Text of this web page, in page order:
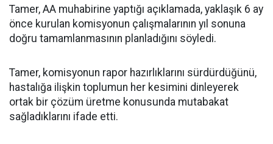
Tamer, AA muhabirine yaptığı açıklamada, yaklaşık 6 ay
önce kurulan komisyonun çalışmalarının yıl sonuna
doğru tamamlanmasının planladığını söyledi.
Tamer, komisyonun rapor hazırlıklarını sürdürdüğünü,
hastalığa ilişkin toplumun her kesimini dinleyerek
ortak bir çözüm üretme konusunda mutabakat
sağladıklarını ifade etti.